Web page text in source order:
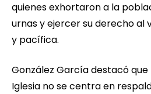
quienes exhortaron a la
urnas y ejercer su derecho al
y pacífica.
González García destacó
Iglesia no se centra en